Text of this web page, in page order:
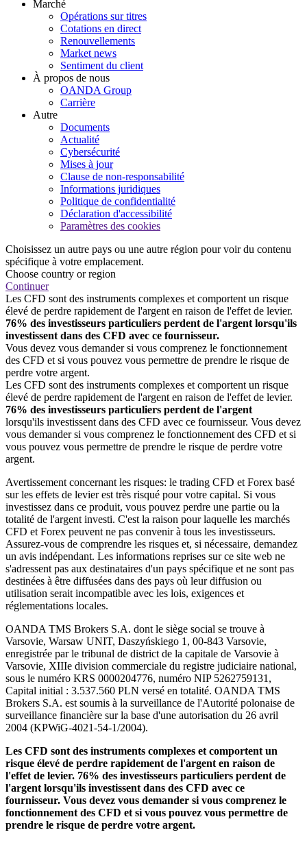
Marché
Opérations sur titres
Cotations en direct
Renouvellements
Market news
Sentiment du client
À propos de nous
OANDA Group
Carrière
Autre
Documents
Actualité
Cybersécurité
Mises à jour
Clause de non-responsabilité
Informations juridiques
Politique de confidentialité
Déclaration d'accessibilité
Paramètres des cookies
Choisissez un autre pays ou une autre région pour voir du contenu
spécifique à votre emplacement.
Choose country or region
Continuer
Les CFD sont des instruments complexes et comportent un risque
élevé de perdre rapidement de l'argent en raison de l'effet de levier.
76% des investisseurs particuliers perdent de l'argent lorsqu'ils
investissent dans des CFD avec ce fournisseur.
Vous devez vous demander si vous comprenez le fonctionnement
des CFD et si vous pouvez vous permettre de prendre le risque de
perdre votre argent.
Les CFD sont des instruments complexes et comportent un risque
élevé de perdre rapidement de l'argent en raison de l'effet de levier.
76% des investisseurs particuliers perdent de l'argent
lorsqu'ils investissent dans des CFD avec ce fournisseur. Vous devez
vous demander si vous comprenez le fonctionnement des CFD et si
vous pouvez vous permettre de prendre le risque de perdre votre
argent.
Avertissement concernant les risques: le trading CFD et Forex basé
sur les effets de levier est très risqué pour votre capital. Si vous
investissez dans ce produit, vous pouvez perdre une partie ou la
totalité de l'argent investi. C'est la raison pour laquelle les marchés
CFD et Forex peuvent ne pas convenir à tous les investisseurs.
Assurez-vous de comprendre les risques et, si nécessaire, demandez
un avis indépendant. Les informations reprises sur ce site web ne
s'adressent pas aux destinataires d'un pays spécifique et ne sont pas
destinées à être diffusées dans des pays où leur diffusion ou
utilisation serait incompatible avec les lois, exigences et
réglementations locales.
OANDA TMS Brokers S.A. dont le siège social se trouve à
Varsovie, Warsaw UNIT, Daszyńskiego 1, 00-843 Varsovie,
enregistrée par le tribunal de district de la capitale de Varsovie à
Varsovie, XIIIe division commerciale du registre judiciaire national,
sous le numéro KRS 0000204776, numéro NIP 5262759131,
Capital initial : 3.537.560 PLN versé en totalité. OANDA TMS
Brokers S.A. est soumis à la surveillance de l'Autorité polonaise de
surveillance financière sur la base d'une autorisation du 26 avril
2004 (KPWiG-4021-54-1/2004).
Les CFD sont des instruments complexes et comportent un
risque élevé de perdre rapidement de l'argent en raison de
l'effet de levier. 76% des investisseurs particuliers perdent de
l'argent lorsqu'ils investissent dans des CFD avec ce
fournisseur. Vous devez vous demander si vous comprenez le
fonctionnement des CFD et si vous pouvez vous permettre de
prendre le risque de perdre votre argent.